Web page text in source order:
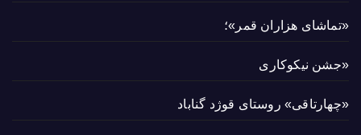
«تماشای هزاران قمر»؛
«جشن نیکوکاری
«چهارتاقی» روستای قوژد گناباد